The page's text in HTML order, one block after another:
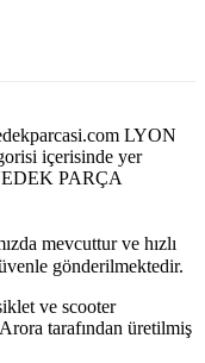
LYON
içerisinde yer
PARÇA
mevcuttur ve hızlı
gönderilmektedir.
ve scooter
tarafından üretilmiş